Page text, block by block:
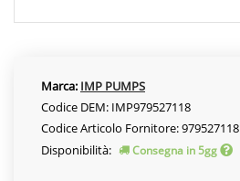
Marca: IMP PUMPS
Codice DEM: IMP979527118
Codice Articolo Fornitore: 979527118
Disponibilità:
Consegna in 5gg